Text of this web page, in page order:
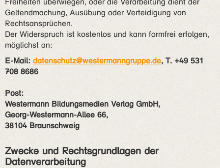
Geltendmachung, Ausübung oder Verteidigung von
Rechtsansprüchen.
Der Widerspruch ist kostenlos und kann formfrei erfolgen,
möglichst an:
E-Mail: datenschutz@westermanngruppe.de, T. +49 531
708 8686
Post:
Westermann Bildungsmedien Verlag GmbH,
Georg-Westermann-Allee 66,
38104 Braunschweig
Zwecke und Rechtsgrundlagen der
Datenverarbeitung